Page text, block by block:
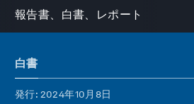
報告書、白書、レポート
白書
発行: 2024年10月8日